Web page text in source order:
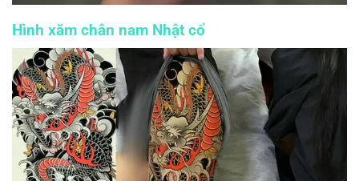
Hình xăm chân nam Nhật cổ